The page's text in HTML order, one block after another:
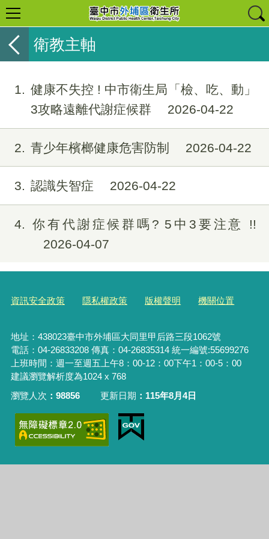
衛教主軸
1
健康不失控 ! 中市衛生局「檢、吃、動」
3攻略遠離代謝症候群
2026-04-22
2 青少年檳榔健康危害防制 2026-04-22
3 認識失智症 2026-04-22
4
你有代謝症候群嗎? 5中3要注意 !!
2026-04-07
資訊安全政策 隱私權政策 版權聲明 機關位置
地址：438023臺中市外埔區大同里甲后路三段1062號
電話：04-26833208 傳真：04-26835314 統一編號:55699276
上班時間：週一至週五上午8：00-12：00下午1：00-5：00
建議瀏覽解析度為1024 x 768
瀏覽人次
98856 更新日期 115年8月4日